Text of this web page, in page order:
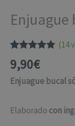
Enjuague
con4.79
a
(14
9,90€
Enjuague bucal
Elaborado con